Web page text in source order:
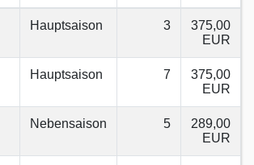
Hauptsaison 3
375,00
EUR
Hauptsaison 7
375,00
EUR
Nebensaison 5
289,00
EUR